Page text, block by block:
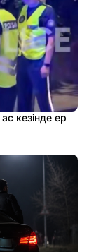
кезінде ер